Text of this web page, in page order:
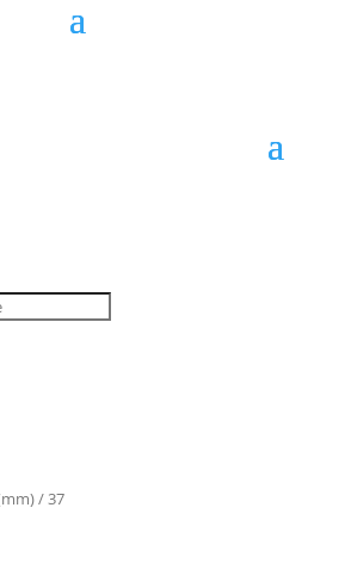
/ 37